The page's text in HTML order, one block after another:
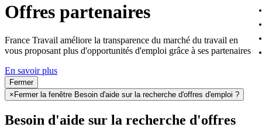
Offres partenaires
France Travail améliore la transparence du marché du travail en
vous proposant plus d'opportunités d'emploi grâce à ses partenaires
En savoir plus
Fermer
× Fermer la fenêtre Besoin d'aide sur la recherche d'offres d'emploi ?
Besoin d'aide sur la recherche d'offres